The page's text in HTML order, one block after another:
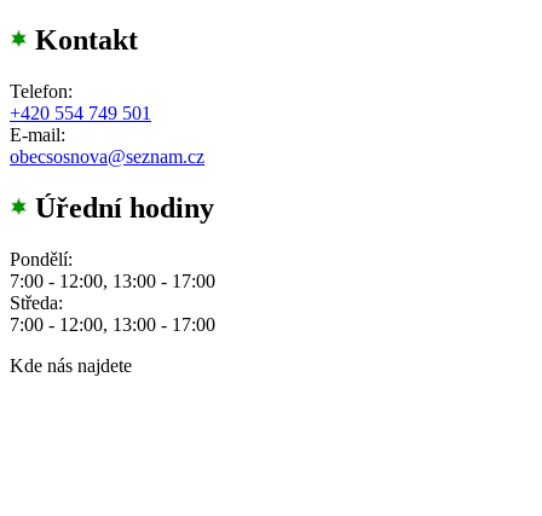
Kontakt
Telefon:
+420 554 749 501
E-mail:
obecsosnova@seznam.cz
Úřední hodiny
Pondělí:
7:00 - 12:00, 13:00 - 17:00
Středa:
7:00 - 12:00, 13:00 - 17:00
Kde nás najdete